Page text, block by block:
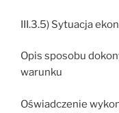
III.3.5) Sytuacja
Opis sposobu
warunku
Oświadczenie